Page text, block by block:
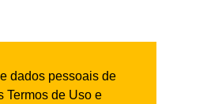
dados pessoais de
Termos de Uso e